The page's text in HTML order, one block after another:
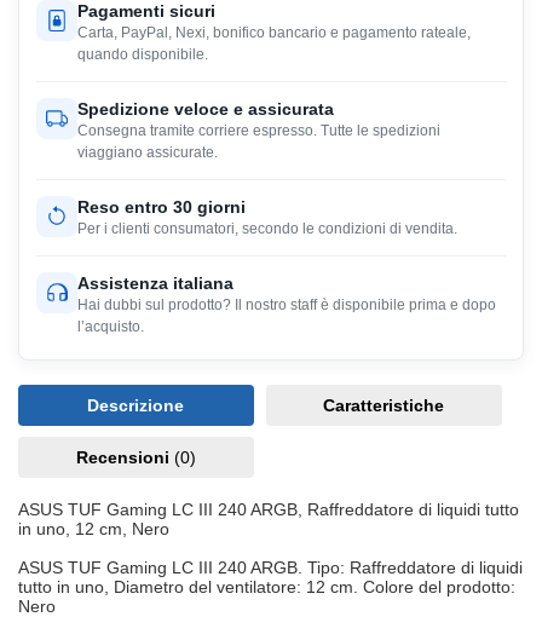
Pagamenti sicuri
Carta, PayPal, Nexi, bonifico bancario e pagamento rateale,
quando disponibile.
Spedizione veloce e assicurata
Consegna tramite corriere espresso. Tutte le spedizioni
viaggiano assicurate.
Reso entro 30 giorni
Per i clienti consumatori, secondo le condizioni di vendita.
Assistenza italiana
Hai dubbi sul prodotto? Il nostro staff è disponibile prima e dopo
l’acquisto.
Descrizione Caratteristiche
Recensioni (0)
ASUS TUF Gaming LC III 240 ARGB, Raffreddatore di liquidi tutto
in uno, 12 cm, Nero
ASUS TUF Gaming LC III 240 ARGB. Tipo: Raffreddatore di liquidi
tutto in uno, Diametro del ventilatore: 12 cm. Colore del prodotto:
Nero